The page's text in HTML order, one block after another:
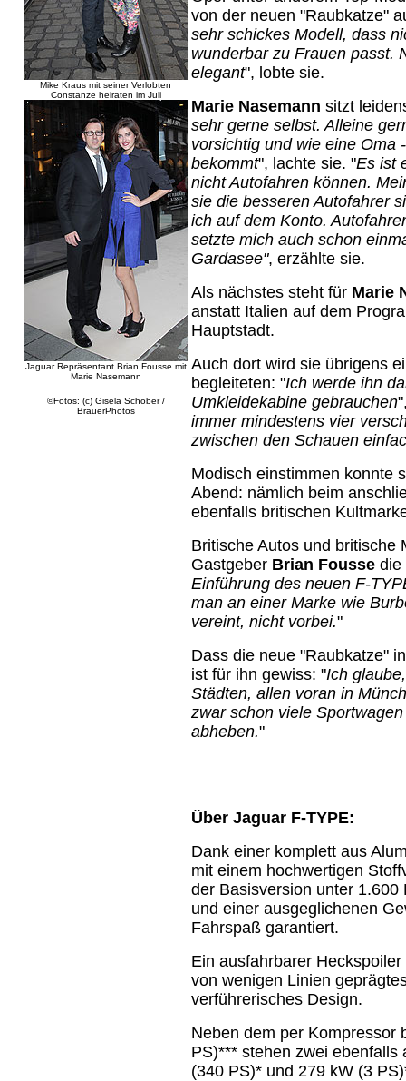
Mike Kraus mit seiner Verlobten
Constanze heiraten im Juli
Jaguar Repräsentant Brian Fousse mit
Marie Nasemann
©Fotos: (c) Gisela Schober /
BrauerPhotos
von der neuen "Raubkatze"
sehr schickes Modell, dass
wunderbar zu Frauen passt.
elegant", lobte sie.
Marie Nasemann sitzt
sehr gerne selbst. Alleine
vorsichtig und wie eine Oma
bekommt", lachte sie. "Es ist
nicht Autofahren können.
sie die besseren Autofahrer
ich auf dem Konto.
setzte mich auch schon
Gardasee", erzählte sie.
Als nächstes steht für Marie
anstatt Italien auf dem
Hauptstadt.
Auch dort wird sie übrigens
begleiteten: "Ich werde ihn
Umkleidekabine gebrauchen
immer mindestens vier
zwischen den Schauen
Modisch einstimmen konnte
Abend: nämlich beim
ebenfalls britischen
Britische Autos und britische
GastgeberBrian Fousse die
Einführung des neuen F-
man an einer Marke wie
vereint, nicht vorbei."
Dass die neue "Raubkatze"
ist für ihn gewiss: "Ich
Städten, allen voran in
zwar schon viele
abheben."
Über Jaguar F-TYPE:
Dank einer komplett aus
mit einem hochwertigen
der Basisversion unter
und einer ausgeglichenen
Fahrspaß garantiert.
Ein ausfahrbarer
von wenigen Linien
verführerisches Design.
Neben dem per Kompressor
PS)*** stehen zwei
(340 PS)* und 279 kW (3